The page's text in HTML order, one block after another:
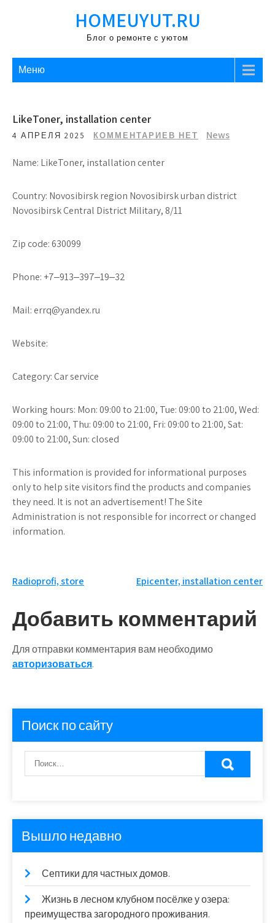
HOMEUYUT.RU
Блог о ремонте с уютом
Меню
LikeToner, installation center
4 АПРЕЛЯ 2025 КОММЕНТАРИЕВ НЕТ News
Name: LikeToner, installation center
Country: Novosibirsk region Novosibirsk urban district
Novosibirsk Central District Military, 8/11
Zip code: 630099
Phone: +7‒913‒397‒19‒32
Mail: errq@yandex.ru
Website:
Category: Car service
Working hours: Mon: 09:00 to 21:00, Tue: 09:00 to 21:00, Wed:
09:00 to 21:00, Thu: 09:00 to 21:00, Fri: 09:00 to 21:00, Sat:
09:00 to 21:00, Sun: closed
This information is provided for informational purposes
only to help site visitors find the products and companies
they need. It is not an advertisement! The Site
Administration is not responsible for incorrect or changed
information.
Навигация
по
записям
Radioprofi, store Epicenter, installation center
Добавить комментарий
Для отправки комментария вам необходимо
авторизоваться.
Поиск по сайту
Вышло недавно
Септики для частных домов.
Жизнь в лесном клубном посёлке у озера:
преимущества загородного проживания.